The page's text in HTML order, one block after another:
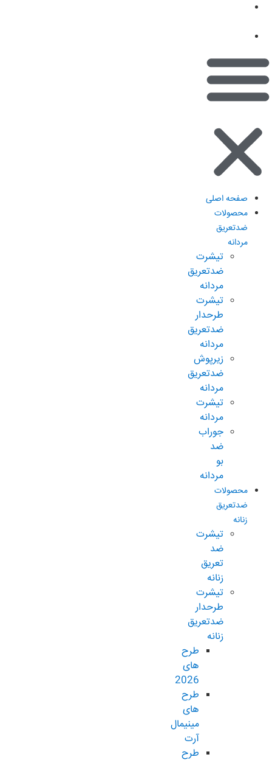
صفحه اصلی
محصولات
ضدتعریق
مردانه
تیشرت
ضدتعریق
مردانه
تیشرت
طرحدار
ضدتعریق
مردانه
زیرپوش
ضدتعریق
مردانه
تیشرت
مردانه
جوراب
ضد
بو
مردانه
محصولات
ضدتعریق
زنانه
تیشرت
ضد
تعریق
زنانه
تیشرت
طرحدار
ضدتعریق
زنانه
طرح
های
2026
طرح
های
مینیمال
آرت
طرح